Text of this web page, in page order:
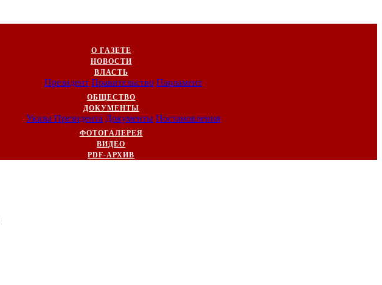
О ГАЗЕТЕ
НОВОСТИ
ВЛАСТЬ
Президент Правительство Парламент
ОБЩЕСТВО
ДОКУМЕНТЫ
Указы Президента Документы Постановления
ФОТОГАЛЕРЕЯ
ВИДЕО
PDF-АРХИВ